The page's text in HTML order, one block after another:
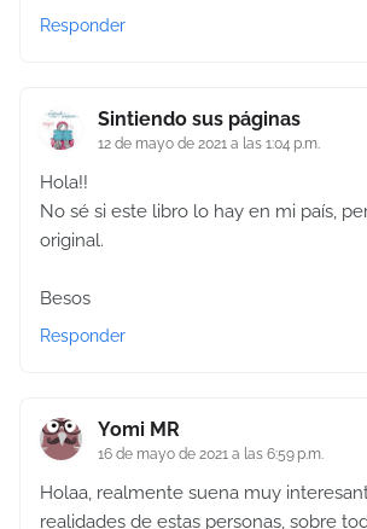
Responder
Sintiendo sus páginas
12 de mayo de 2021 a las 1:04 p.m.
Hola!!
No sé si este libro lo hay en mi país,
original.
Besos
Responder
Yomi MR
16 de mayo de 2021 a las 6:59 p.m.
Holaa, realmente suena muy
realidades de estas personas, sobre